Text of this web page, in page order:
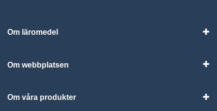
Om läromedel
Om webbplatsen
Om våra produkter